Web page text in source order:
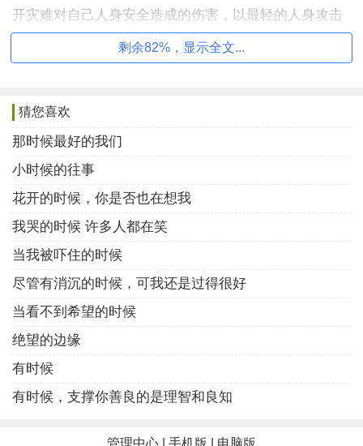
开灾难对自己人身安全造成的伤害，以最轻的人身攻击
而跺过一劫，将危险降到最低。人常说：留得青山在，
不怕没柴烧。
应对的唯一办法就是将问题想开，自己原谅自己，自己
给自己宽心。如果你失去双手，这时你要想到世上还有
不但失去双手，还失去了双脚的人。这时自己感到自己
比别人活的好。如果失去了双眼，这时你要想到世上还
有即失去了双眼，又失去了听力的人，这时你才会心里
感到你比这些人还幸福。等等，这就是应对人生绝望的
渐散，一切美景才会显现。我们要相信心中的那道希望
之光，定会把我们心中的绝望迷雾驱散，迎面而来的将
是美好的幸福生活。
是应对一切绝望的最好公式。面对巳经发生事情，只有
剩余82%，显示全文...
猜您喜欢
那时候最好的我们
小时候的往事
花开的时候，你是否也在想我
我哭的时候 许多人都在笑
当我被吓住的时候
尽管有消沉的时候，可我还是过得很好
当看不到希望的时候
绝望的边缘
有时候
有时候，支撑你善良的是理智和良知
管理中心 手机版 电脑版